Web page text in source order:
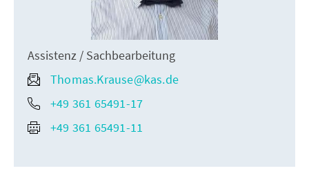
Assistenz / Sachbearbeitung
Thomas.Krause@kas.de
+49 361 65491-17
+49 361 65491-11